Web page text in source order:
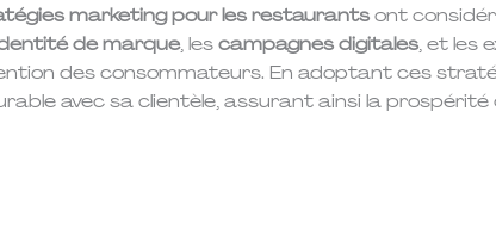
marketing pour les restaurants ont
de marque, les campagnes digitales, et les
des consommateurs. En adoptant ces
avec sa clientèle, assurant ainsi la